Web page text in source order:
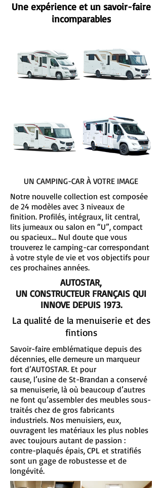
Une expérience et un savoir-faire
incomparables
UN CAMPING-CAR À VOTRE IMAGE
Notre nouvelle collection est composée
de 24 modèles avec 3 niveaux de
finition. Profilés, intégraux, lit central,
lits jumeaux ou salon en “U”, compact
ou spacieux… Nul doute que vous
trouverez le camping-car correspondant
à votre style de vie et vos objectifs pour
ces prochaines années.
AUTOSTAR,
UN CONSTRUCTEUR FRANÇAIS QUI
INNOVE DEPUIS 1973.
La qualité de la menuiserie et des
fintions
Savoir-faire emblématique depuis des
décennies, elle demeure un marqueur
fort d’AUTOSTAR. Et pour
cause, l’usine de St-Brandan a conservé
sa menuiserie, là où beaucoup d’autres
ne font qu’assembler des meubles sous-
traités chez de gros fabricants
industriels. Nos menuisiers, eux,
ouvragent les matériaux les plus nobles
avec toujours autant de passion :
contre-plaqués épais, CPL et stratifiés
sont un gage de robustesse et de
longévité.